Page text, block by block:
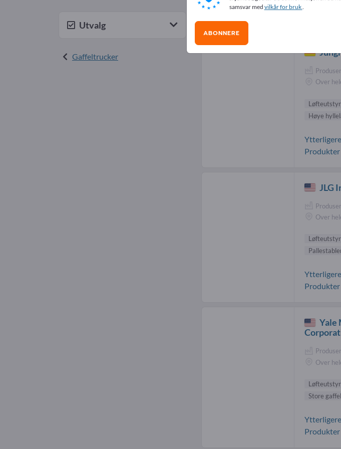
Utvalg
Gaffeltrucker
Løfteutstyr-leverandører
Over
Løfteutstyr
Høye
Produkter
JLG
Over
Løfteutstyr
Produkter
Yale
Over
Løfteutstyr
Store
Produkter
samsvar med vilkår for bruk.
ABONNERE